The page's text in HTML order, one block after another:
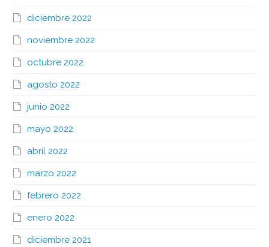
diciembre 2022
noviembre 2022
octubre 2022
agosto 2022
junio 2022
mayo 2022
abril 2022
marzo 2022
febrero 2022
enero 2022
diciembre 2021